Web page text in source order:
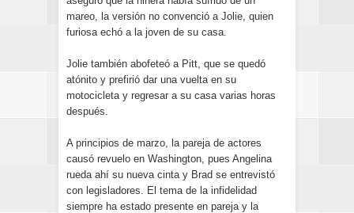
mareo, la versión no convenció a Jolie, quien
furiosa echó a la joven de su casa.
Jolie también abofeteó a Pitt, que se quedó
atónito y prefirió dar una vuelta en su
motocicleta y regresar a su casa varias horas
después.
A principios de marzo, la pareja de actores
causó revuelo en Washington, pues Angelina
rueda ahí su nueva cinta y Brad se entrevistó
con legisladores. El tema de la infidelidad
siempre ha estado presente en pareja y la